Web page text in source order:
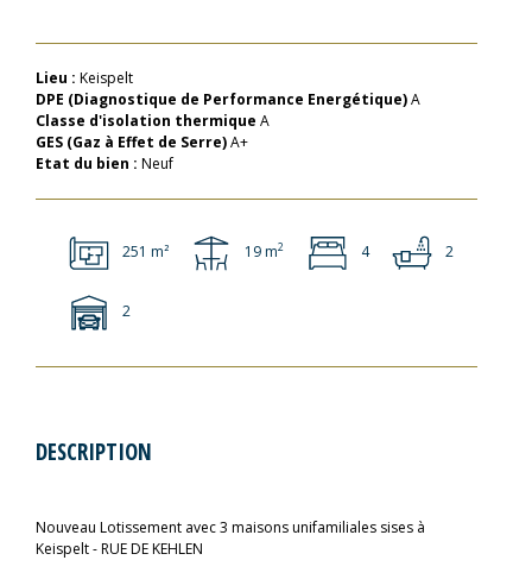
Lieu : Keispelt
DPE (Diagnostique de Performance Energétique)A
Classe d'isolation thermique A
GES (Gaz à Effet de Serre)A+
Etat du bien : Neuf
251 m² 19 m2 4 2
2
DESCRIPTION
Nouveau Lotissement avec 3 maisons unifamiliales sises à
Keispelt - RUE DE KEHLEN